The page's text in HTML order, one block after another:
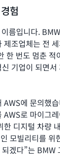
험
름입니다.
조업체는 전
한 번도 멈춘 적
기업이 되면
에 문의했
로 마이그
디지털 차량
모빌리티를 위
겠다”는 BMW